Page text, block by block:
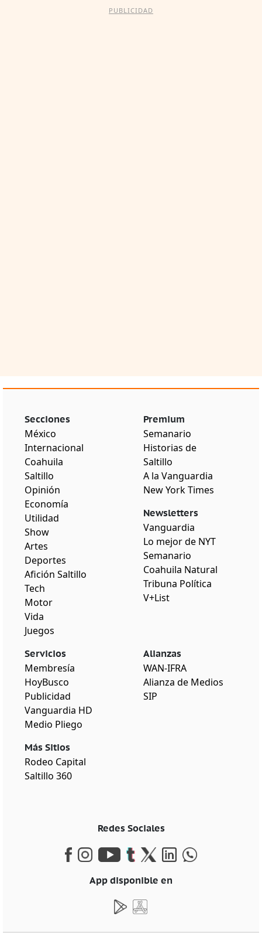
PUBLICIDAD
Secciones
México
Internacional
Coahuila
Saltillo
Opinión
Economía
Utilidad
Show
Artes
Deportes
Afición Saltillo
Tech
Motor
Vida
Juegos
Premium
Semanario
Historias de
Saltillo
A la Vanguardia
New York Times
Newsletters
Vanguardia
Lo mejor de NYT
Semanario
Coahuila Natural
Tribuna Política
V+List
Servicios
Membresía
HoyBusco
Publicidad
Vanguardia HD
Medio Pliego
Más Sitios
Rodeo Capital
Saltillo 360
Alianzas
WAN-IFRA
Alianza de Medios
SIP
Redes Sociales
App disponible en